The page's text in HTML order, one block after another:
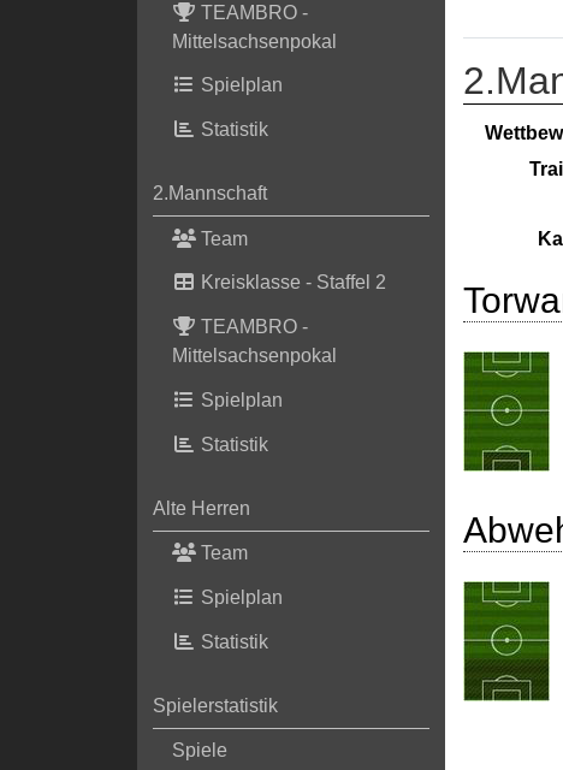
TEAMBRO -
Mittelsachsenpokal
Spielplan
Statistik
2.Mannschaft
Team
Kreisklasse - Staffel 2
TEAMBRO -
Mittelsachsenpokal
Spielplan
Statistik
Alte Herren
Team
Spielplan
Statistik
Spielerstatistik
Spiele